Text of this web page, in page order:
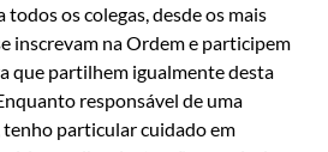
os colegas, desde os mais
inscrevam na Ordem e participem
que partilhem igualmente desta
responsável de uma
particular cuidado em